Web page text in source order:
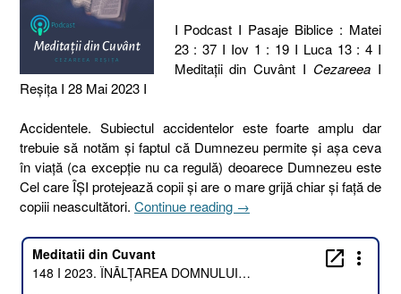
I Podcast I Pasaje Biblice : Matei
23 : 37 I Iov 1 : 19 I Luca 13 : 4 I
Meditaţii din Cuvânt I Cezareea I
Reşiţa I 28 Mai 2023 I
Accidentele. Subiectul accidentelor este foarte amplu dar
trebuie să notăm și faptul că Dumnezeu permite și așa ceva
în viață (ca excepție nu ca regulă) deoarece Dumnezeu este
Cel care ÎȘI protejează copii și are o mare grijă chiar și față de
copiii neascultători. Continue reading „148
2023.
ÎNĂLȚAREA
DOMNULUI
→